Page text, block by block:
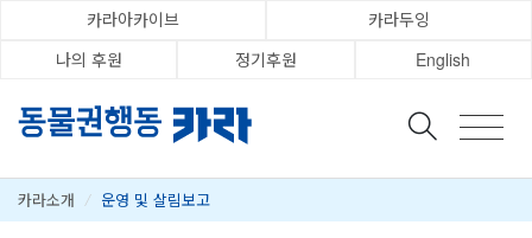
카라아카이브
카라두잉
나의 후원
정기후원 English
카라소개 / 운영 및 살림보고